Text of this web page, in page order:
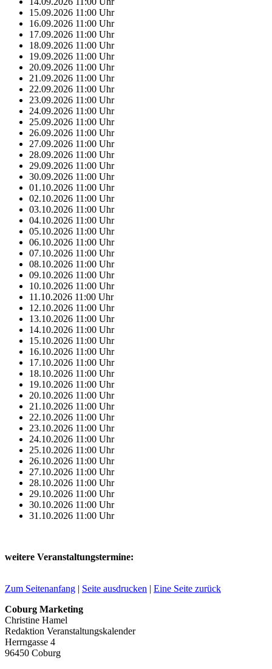
15.09.2026 11:00 Uhr
16.09.2026 11:00 Uhr
17.09.2026 11:00 Uhr
18.09.2026 11:00 Uhr
19.09.2026 11:00 Uhr
20.09.2026 11:00 Uhr
21.09.2026 11:00 Uhr
22.09.2026 11:00 Uhr
23.09.2026 11:00 Uhr
24.09.2026 11:00 Uhr
25.09.2026 11:00 Uhr
26.09.2026 11:00 Uhr
27.09.2026 11:00 Uhr
28.09.2026 11:00 Uhr
29.09.2026 11:00 Uhr
30.09.2026 11:00 Uhr
01.10.2026 11:00 Uhr
02.10.2026 11:00 Uhr
03.10.2026 11:00 Uhr
04.10.2026 11:00 Uhr
05.10.2026 11:00 Uhr
06.10.2026 11:00 Uhr
07.10.2026 11:00 Uhr
08.10.2026 11:00 Uhr
09.10.2026 11:00 Uhr
10.10.2026 11:00 Uhr
11.10.2026 11:00 Uhr
12.10.2026 11:00 Uhr
13.10.2026 11:00 Uhr
14.10.2026 11:00 Uhr
15.10.2026 11:00 Uhr
16.10.2026 11:00 Uhr
17.10.2026 11:00 Uhr
18.10.2026 11:00 Uhr
19.10.2026 11:00 Uhr
20.10.2026 11:00 Uhr
21.10.2026 11:00 Uhr
22.10.2026 11:00 Uhr
23.10.2026 11:00 Uhr
24.10.2026 11:00 Uhr
25.10.2026 11:00 Uhr
26.10.2026 11:00 Uhr
27.10.2026 11:00 Uhr
28.10.2026 11:00 Uhr
29.10.2026 11:00 Uhr
30.10.2026 11:00 Uhr
31.10.2026 11:00 Uhr
weitere Veranstaltungstermine:
Zum Seitenanfang | Seite ausdrucken | Eine Seite zurück
Coburg Marketing
Christine Hamel
Redaktion Veranstaltungskalender
Herrngasse 4
96450 Coburg